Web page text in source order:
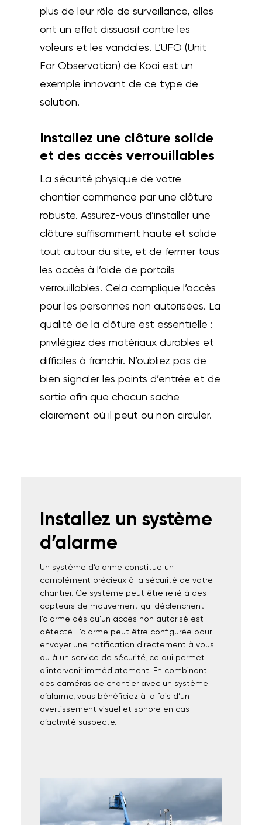
plus de leur rôle de surveillance, elles
ont un effet dissuasif contre les
voleurs et les vandales. L’UFO (Unit
For Observation) de Kooi est un
exemple innovant de ce type de
solution.
Installez une clôture solide
et des accès verrouillables
La sécurité physique de votre
chantier commence par une clôture
robuste. Assurez-vous d’installer une
clôture suffisamment haute et solide
tout autour du site, et de fermer tous
les accès à l’aide de portails
verrouillables. Cela complique l’accès
pour les personnes non autorisées. La
qualité de la clôture est essentielle :
privilégiez des matériaux durables et
difficiles à franchir. N’oubliez pas de
bien signaler les points d’entrée et de
sortie afin que chacun sache
clairement où il peut ou non circuler.
Installez un système
d’alarme
Un système d’alarme constitue un
complément précieux à la sécurité de votre
chantier. Ce système peut être relié à des
capteurs de mouvement qui déclenchent
l’alarme dès qu’un accès non autorisé est
détecté. L’alarme peut être configurée pour
envoyer une notification directement à vous
ou à un service de sécurité, ce qui permet
d’intervenir immédiatement. En combinant
des caméras de chantier avec un système
d’alarme, vous bénéficiez à la fois d’un
avertissement visuel et sonore en cas
d’activité suspecte.